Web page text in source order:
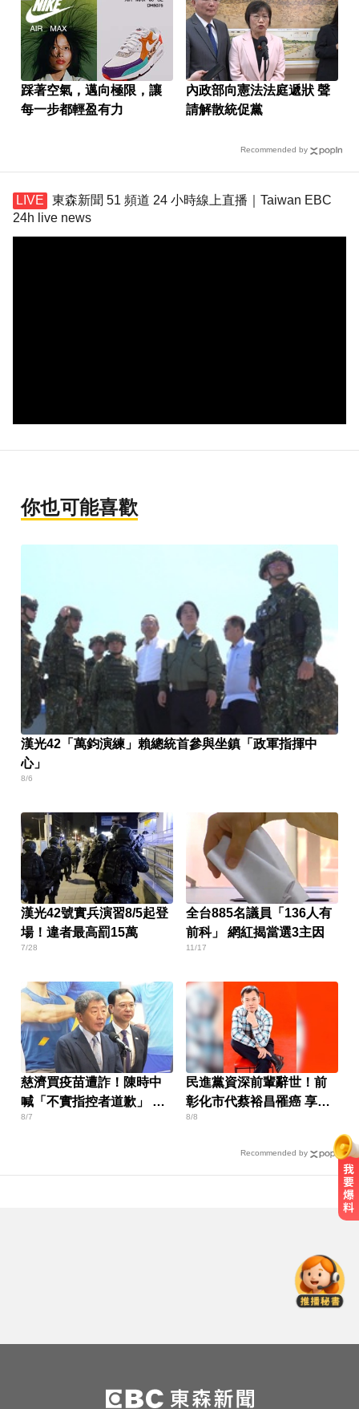
踩著空氣，邁向極限，讓
每一步都輕盈有力
內政部向憲法法庭遞狀 聲
請解散統促黨
Recommended by
東森新聞 51 頻道 24 小時線上直播｜Taiwan EBC
24h live news
你也可能喜歡
漢光42「萬鈞演練」賴總統首參與坐鎮「政軍指揮中
心」
8/6
漢光42號實兵演習8/5起登
場！違者最高罰15萬
7/28
全台885名議員「136人有
前科」 網紅揭當選3主因
11/17
慈濟買疫苗遭詐！陳時中
喊「不實指控者道歉」 蔣
萬安回應了
8/7
民進黨資深前輩辭世！前
彰化市代蔡裕昌罹癌 享壽
71歲
8/8
Recommended by
假？ 台大回應了
奧運、世界盃「性招待裁判」 南韓
足協報公帳被抓包